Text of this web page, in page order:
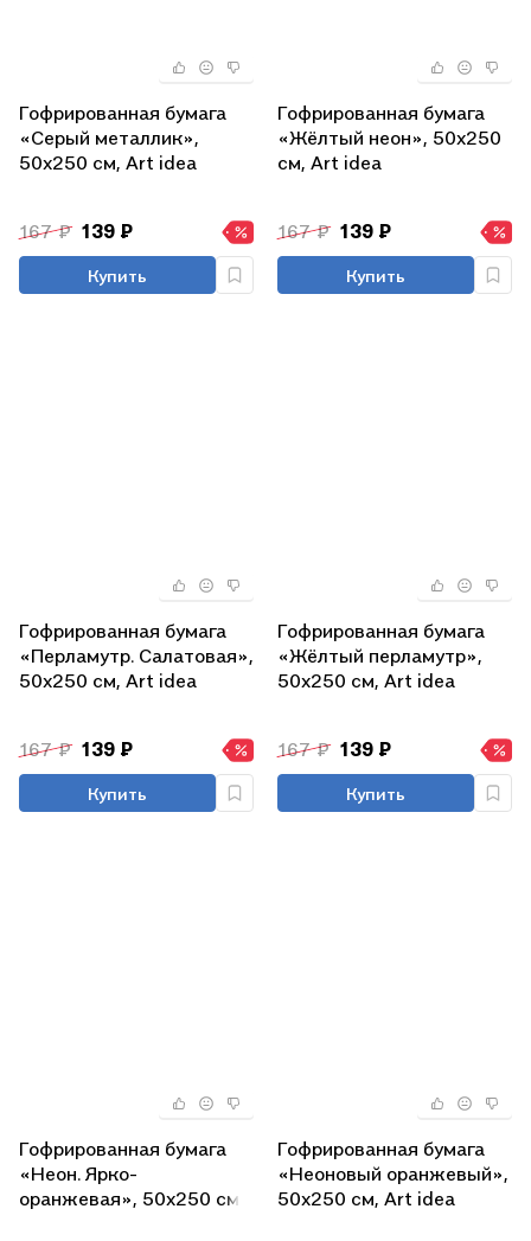
Гофрированная бумага
«Серый металлик»,
50х250 см, Art idea
167 ₽ 139 ₽
Купить
Гофрированная бумага
«Жёлтый неон», 50х250
см, Art idea
167 ₽ 139 ₽
Купить
Гофрированная бумага
«Перламутр. Салатовая»,
50х250 см, Art idea
167 ₽ 139 ₽
Купить
Гофрированная бумага
«Жёлтый перламутр»,
50х250 см, Art idea
167 ₽ 139 ₽
Купить
Гофрированная бумага
«Неон. Ярко-
оранжевая», 50х250 см,
Гофрированная бумага
«Неоновый оранжевый»,
50х250 см, Art idea